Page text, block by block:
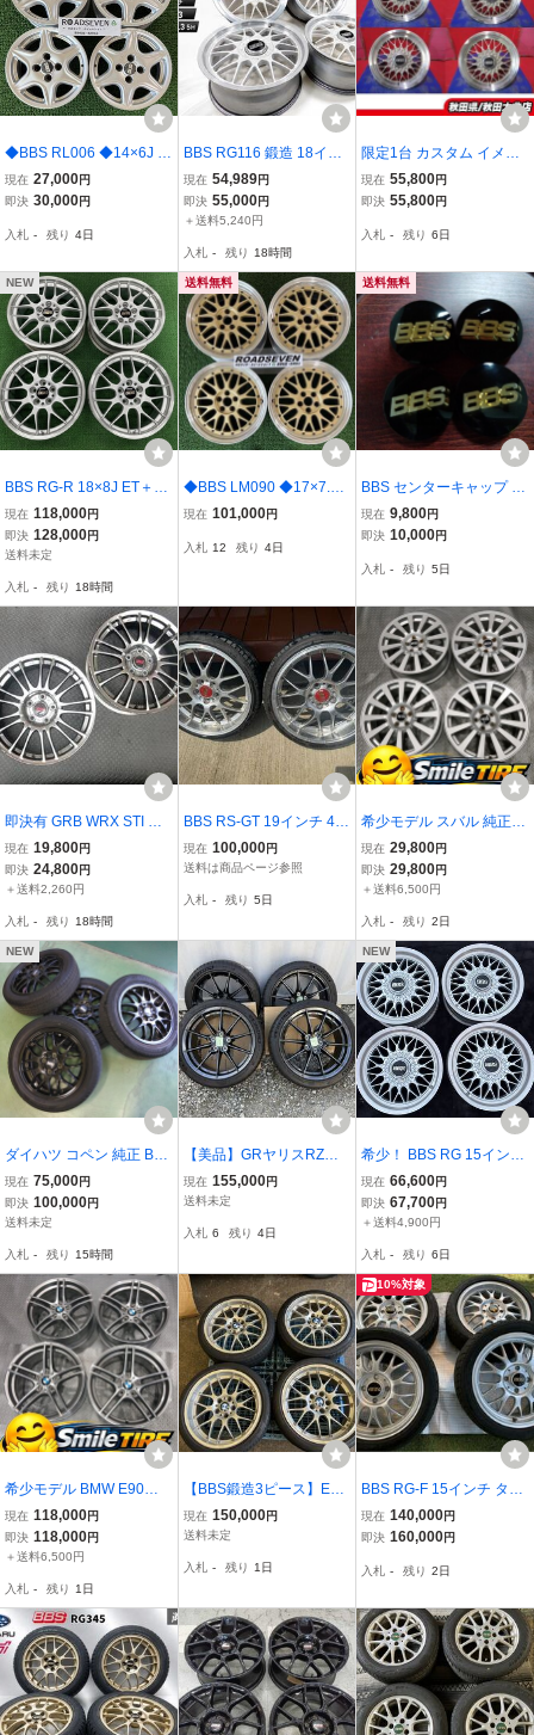
◆BBS RL006 ◆14×6J +
36 PCD100(4H) ハブ径:
約69mm 4本Set 中古アル
有 ◆送料無料(一部地域を
現在 27,000円
即決 30,000円
入札 - 残り 4日
BBS RG116 鍛造 18イン
チ 8J +33 PCD114.3 5H 5
穴 ホイール 4本 マツダ F
D3S RX-7 / シルビア スカ
サー クレスタ
現在 54,989円
即決 55,000円
＋送料5,240円
入札 - 残り 18時間
限定1台 カスタム イメー
ジチェンジ 中古ホイール
4本セット BBS RG031 1
ル単品 ホイールのみ
現在 55,800円
即決 55,800円
入札 - 残り 6日
NEW
BBS RG-R 18×8J ET＋40
PCD114.3 5穴 PFS RG70
3 鍛造 4本セット 正規品
SL-SLD シルバー/ダイヤ
現在 118,000円
即決 128,000円
送料未定
入札 - 残り 18時間
送料無料
◆BBS LM090 ◆17×7.5J
+48 PCD100(5H) ハブ径:
ミ ◆劣化/塗装剥げ/傷等
現在 101,000円
入札 12 残り 4日
送料無料
BBS センターキャップ 4
個セット ブラック×ゴー
ルド
現在 9,800円
即決 10,000円
入札 - 残り 5日
即決有 GRB WRX STI 純
正オプション BBS 鍛造
軽量 18x8.5J PCD114.3 5
H OFF+55 ハブ径56mm
39 GDB GVB GVF GRF
現在 19,800円
即決 24,800円
＋送料2,260円
入札 - 残り 18時間
BBS RS-GT 19インチ 4本
セット 鍛造ホイール タイ
ヤ付き
現在 100,000円
送料は商品ページ参照
入札 - 残り 5日
希少モデル スバル 純正
オプション BBS RV 722
FORGED 17インチ 7J+4
8 PCD100-5穴 86 BRZ イ
エクシーガ 等
現在 29,800円
即決 29,800円
＋送料6,500円
入札 - 残り 2日
NEW
ダイハツ コペン 純正 BB
S RX280 4穴 4本 PCD10
0リムブラックパール ダ
ンロップ165/60R15
現在 75,000円
即決 100,000円
送料未定
入札 - 残り 15時間
【美品】GRヤリスRZハ
イパフォーマンス純正 BB
S鍛造アルミ ミシュラン
本セット18インチ8J＋45
現在 155,000円
送料未定
入札 6 残り 4日
NEW
希少！ BBS RG 15インチ
4H 6.5J ET36 PCD114.3
ハブ径約66
現在 66,600円
即決 67,700円
＋送料4,900円
入札 - 残り 6日
希少モデル BMW E90３
シリーズ 純正オプション
BBS ダブルスポーク 313
19インチ 8J+37 9J+39 P
F31 F32 F33 等
現在 118,000円
即決 118,000円
＋送料6,500円
入札 - 残り 1日
【BBS鍛造3ピース】E46
M3 用【RS-GT】19イン
チホイール 4本セット
品より軽いです。
現在 150,000円
送料未定
入札 - 残り 1日
10%対象
BBS RG-F 15インチ タイ
ヤ付き4本セット
現在 140,000円
即決 160,000円
入札 - 残り 2日